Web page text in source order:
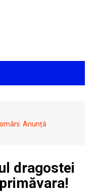
Anunță
dragostei